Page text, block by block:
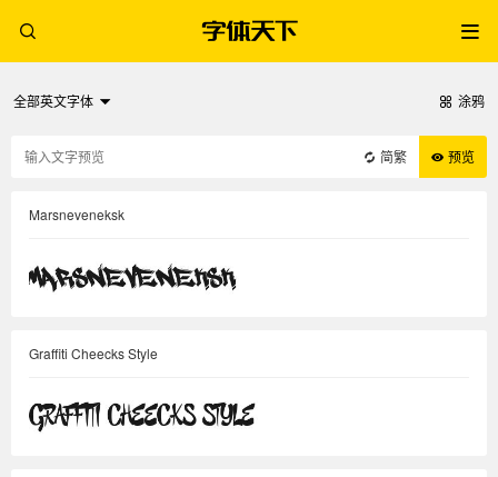
全部英文字体 涂鸦
简繁 预览
Marsneveneksk
Graffiti Cheecks Style